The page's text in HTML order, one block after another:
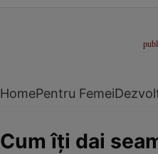
HomePentru Femei
Cum îţi dai